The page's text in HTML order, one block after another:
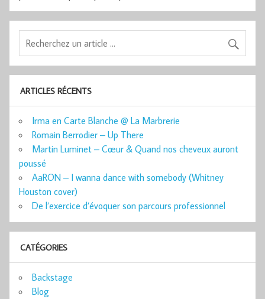
ARTICLES RÉCENTS
Irma en Carte Blanche @ La Marbrerie
Romain Berrodier – Up There
Martin Luminet – Cœur & Quand nos cheveux auront
poussé
AaRON – I wanna dance with somebody (Whitney
Houston cover)
De l’exercice d’évoquer son parcours professionnel
CATÉGORIES
Backstage
Blog